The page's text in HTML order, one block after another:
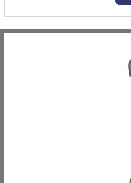
descobre o site da